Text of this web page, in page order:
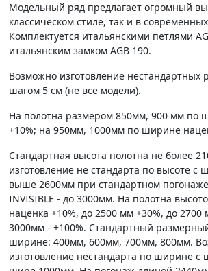
Модельный ряд предлагает огромный
классическом стиле, так и в
Комплектуется итальянскими петлями
итальянским замком AGB 190.
Возможно изготовление нестандартных
шагом 5 см (не все модели).
На полотна размером 850мм, 900 мм по
+10%; на 950мм, 1000мм по ширине
Стандартная высота полотна не более
изготовление не стандарта по высоте с
выше 2600мм при стандартном
INVISIBLE - до 3000мм. На полотна
наценка +10%, до 2500 мм +30%, до 2700
3000мм - +100%. Стандартный
ширине: 400мм, 600мм, 700мм, 800мм.
изготовление нестандарта по ширине с